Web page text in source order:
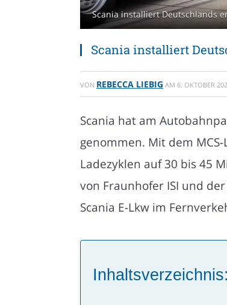
Scania installiert Deutschlands
Scania installiert
VON REBECCA LIEBIG AM 6. OKTOBER
Scania hat am
genommen. Mit dem
Ladezyklen auf 30 bis 45
von Fraunhofer ISI und
Scania E-Lkw im